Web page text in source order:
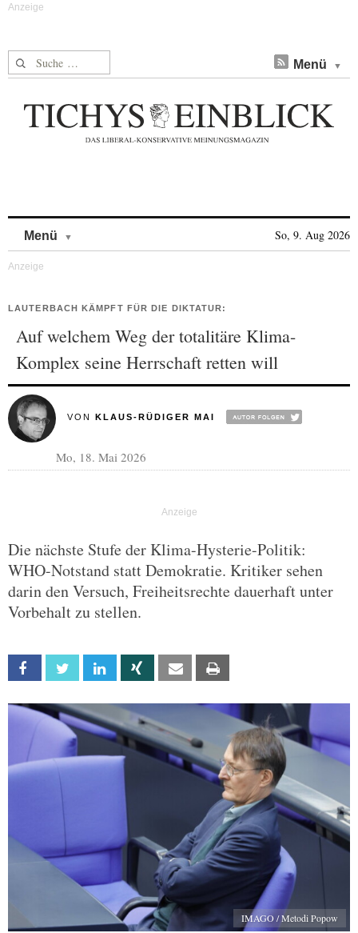
Suche nach: Menü
Menü So, 9. Aug 2026
LAUTERBACH KÄMPFT FÜR DIE DIKTATUR:
Auf welchem Weg der totalitäre Klima-
Komplex seine Herrschaft retten will
VON KLAUS-RÜDIGER MAI
Mo, 18. Mai 2026
Die nächste Stufe der Klima-Hysterie-Politik:
WHO-Notstand statt Demokratie. Kritiker sehen
darin den Versuch, Freiheitsrechte dauerhaft unter
Vorbehalt zu stellen.
Facebook Twitter Linkedin Xing Email
IMAGO / Metodi Popow